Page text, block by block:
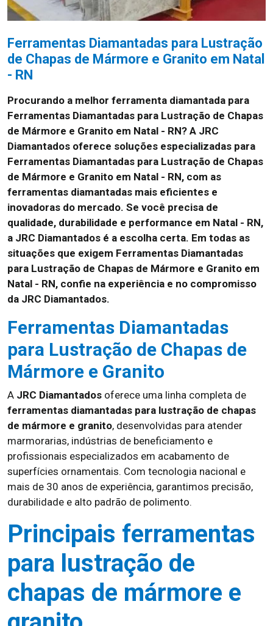
Ferramentas Diamantadas para Lustração
de Chapas de Mármore e Granito em Natal
- RN
Procurando a melhor ferramenta diamantada para
Ferramentas Diamantadas para Lustração de Chapas
de Mármore e Granito em Natal - RN? A JRC
Diamantados oferece soluções especializadas para
Ferramentas Diamantadas para Lustração de Chapas
de Mármore e Granito em Natal - RN, com as
ferramentas diamantadas mais eficientes e
inovadoras do mercado. Se você precisa de
qualidade, durabilidade e performance em Natal - RN,
a JRC Diamantados é a escolha certa. Em todas as
situações que exigem Ferramentas Diamantadas
para Lustração de Chapas de Mármore e Granito em
Natal - RN, confie na experiência e no compromisso
da JRC Diamantados.
Ferramentas Diamantadas
para Lustração de Chapas de
Mármore e Granito
A JRC Diamantados oferece uma linha completa de
ferramentas diamantadas para lustração de chapas
de mármore e granito, desenvolvidas para atender
marmorarias, indústrias de beneficiamento e
profissionais especializados em acabamento de
superfícies ornamentais. Com tecnologia nacional e
mais de 30 anos de experiência, garantimos precisão,
durabilidade e alto padrão de polimento.
Principais ferramentas
para lustração de
chapas de mármore e